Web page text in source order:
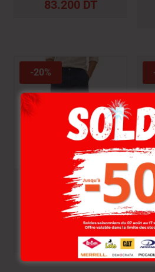
83.200 DT
-20%
Lee Cooper Bermuda
Sevill-06 Reyhan Ptc
Homme P
109.000 DT
87.200DT